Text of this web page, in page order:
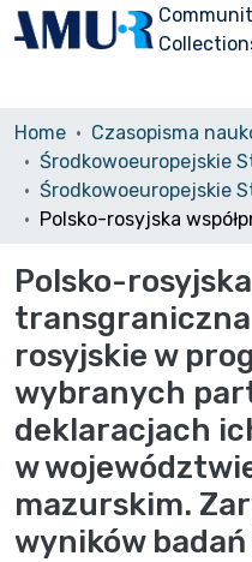
Home
Polsko-
rosyjskie w
wybranych
deklaracjach
w
mazurskim.
wyników